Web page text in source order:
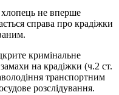
хлопець не вперше
справа про крадіжки
кримінальне
на крадіжки (ч.2 ст.
транспортним
розслідування.